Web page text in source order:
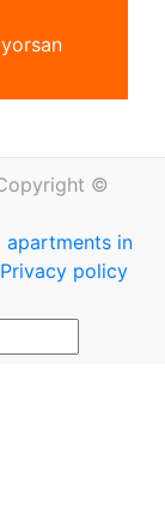
©
in
Privacy policy